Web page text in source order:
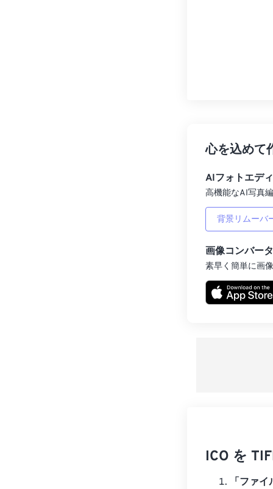
心を込めて
AIフォトエデ
高機能なAI写真
背景リムーバ
画像コンバー
素早く簡単に画
ICO を
「ファイ